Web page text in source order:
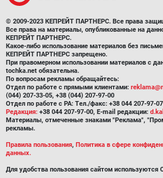
© 2009-2023 КЕПРЕЙТ ПАРТНЕРС. Все права
Все права на материалы, опубликованные на
КЕПРЕЙТ ПАРТНЕРС.
Какое-либо использование материалов без
КЕПРЕЙТ ПАРТНЕРС запрещено.
При правомерном использовании материалов с
tochka.net обязательна.
По вопросам рекламы обращайтесь:
Отдел по работе с прямыми клиентами:
(044) 207-33-05, +38 (044) 207-97-00
Отдел по работе с РА: Тел./факс: +38 044 207-97-07
Редакция: +38 044 207-97-00, E-mail редакции:
Материалы, отмеченные знаками "Реклама",
рекламы.
Правила пользования, Политика в сфере
данных.
Для удобства пользования сайтом используются